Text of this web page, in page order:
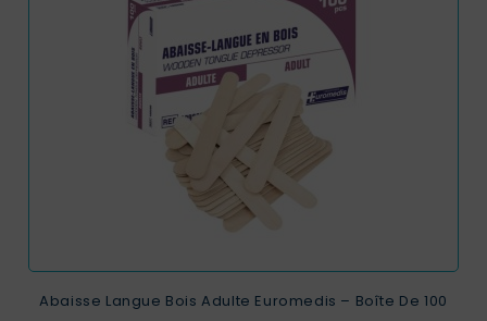
Abaisse Langue Bois Adulte Euromedis – Boîte De 100